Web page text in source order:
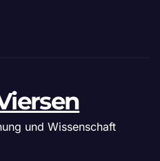
und Wissenschaft